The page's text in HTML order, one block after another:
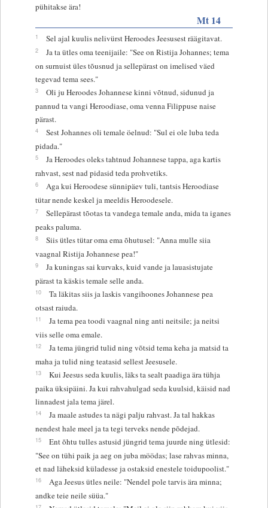
pühitakse ära!
Mt 14
1 Sel ajal kuulis nelivürst Heroodes Jeesusest räägitavat.
2
Ja ta ütles oma teenijaile: "See on Ristija Johannes; tema
on surnuist üles tõusnud ja sellepärast on imelised väed
tegevad tema sees."
3
Oli ju Heroodes Johannese kinni võtnud, sidunud ja
pannud ta vangi Heroodiase, oma venna Filippuse naise
pärast.
4
Sest Johannes oli temale öelnud: "Sul ei ole luba teda
pidada."
5
Ja Heroodes oleks tahtnud Johannese tappa, aga kartis
rahvast, sest nad pidasid teda prohvetiks.
6
Aga kui Heroodese sünnipäev tuli, tantsis Heroodiase
tütar nende keskel ja meeldis Heroodesele.
7
Sellepärast tõotas ta vandega temale anda, mida ta iganes
peaks paluma.
8
Siis ütles tütar oma ema õhutusel: "Anna mulle siia
vaagnal Ristija Johannese pea!"
9
Ja kuningas sai kurvaks, kuid vande ja lauasistujate
pärast ta käskis temale selle anda.
10
Ta läkitas siis ja laskis vangihoones Johannese pea
otsast raiuda.
11
Ja tema pea toodi vaagnal ning anti neitsile; ja neitsi
viis selle oma emale.
12
Ja tema jüngrid tulid ning võtsid tema keha ja matsid ta
maha ja tulid ning teatasid sellest Jeesusele.
13
Kui Jeesus seda kuulis, läks ta sealt paadiga ära tühja
paika üksipäini. Ja kui rahvahulgad seda kuulsid, käisid nad
linnadest jala tema järel.
14
Ja maale astudes ta nägi palju rahvast. Ja tal hakkas
nendest hale meel ja ta tegi terveks nende põdejad.
15
Ent õhtu tulles astusid jüngrid tema juurde ning ütlesid:
"See on tühi paik ja aeg on juba möödas; lase rahvas minna,
et nad läheksid küladesse ja ostaksid enestele toidupoolist."
16
Aga Jeesus ütles neile: "Nendel pole tarvis ära minna;
andke teie neile süüa."